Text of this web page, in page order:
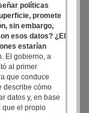
políticas
promete
sin embargo,
esos datos? ¿El
estarían
El gobierno, a
al primer
que conduce
describe cómo
datos y, en base
que el propio